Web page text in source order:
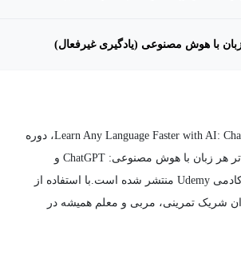
با هوش مصنوعی (یادگیری غیرفعال)
Learn Any Language Faster with AI: ChatGPT & NotebookLM، دوره
آموزش یادگیری سریع‌تر هر زبان با هوش مصنوعی: ChatGPT و
NotebookLM توسط آکادمی Udemy منتشر شده است.با استفاده از
شریک تمرینی، مربی و معلم همیشه در